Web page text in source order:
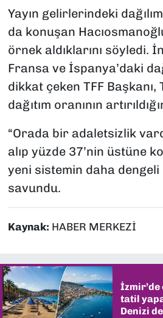
Yayın gelirlerindeki
da konuşan
örnek aldıklarını söyledi.
Fransa ve İspanya’daki
dikkat çeken TFF Başkanı,
dağıtım oranının
“Orada bir adaletsizlik
alıp yüzde 37’nin üstüne
yeni sistemin daha
savundu.
Kaynak: HABER MERKEZİ
tatil
Denizi